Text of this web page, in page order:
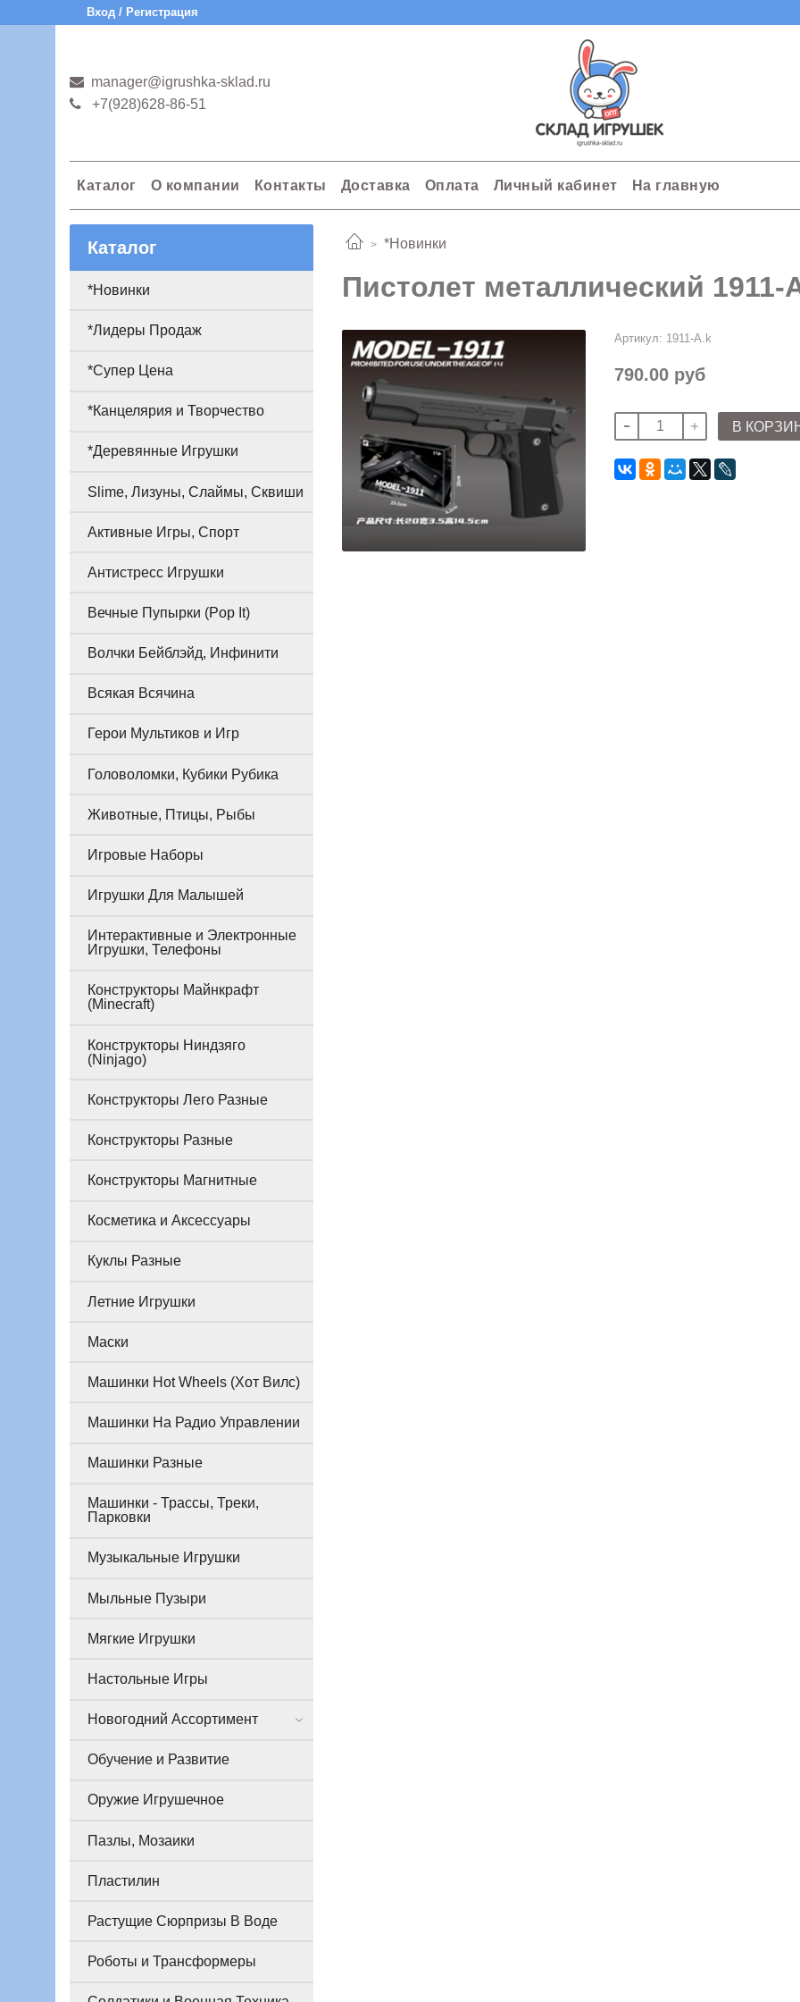
Вход / Регистрация
manager@igrushka-sklad.ru
+7(928)628-86-51
Каталог О компании Контакты Доставка Оплата Личный кабинет На главную
*Новинки
Пистолет металлический 1911-
Артикул: 1911-A.k
790.00 руб
В
Каталог
*Новинки
*Лидеры Продаж
*Супер Цена
*Канцелярия и Творчество
*Деревянные Игрушки
Slime, Лизуны, Слаймы, Сквиши
Активные Игры, Спорт
Антистресс Игрушки
Вечные Пупырки (Pop It)
Волчки Бейблэйд, Инфинити
Всякая Всячина
Герои Мультиков и Игр
Головоломки, Кубики Рубика
Животные, Птицы, Рыбы
Игровые Наборы
Игрушки Для Малышей
Интерактивные и Электронные
Игрушки, Телефоны
Конструкторы Майнкрафт
(Minecraft)
Конструкторы Ниндзяго
(Ninjago)
Конструкторы Лего Разные
Конструкторы Разные
Конструкторы Магнитные
Косметика и Аксессуары
Куклы Разные
Летние Игрушки
Маски
Машинки Hot Wheels (Хот Вилс)
Машинки На Радио Управлении
Машинки Разные
Машинки - Трассы, Треки,
Парковки
Музыкальные Игрушки
Мыльные Пузыри
Мягкие Игрушки
Настольные Игры
Новогодний Ассортимент
Обучение и Развитие
Оружие Игрушечное
Пазлы, Мозаики
Пластилин
Растущие Сюрпризы В Воде
Роботы и Трансформеры